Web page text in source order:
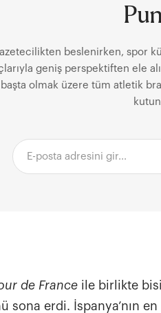
yarışını en iyi nereden
beslenirken, spor
geniş perspektiften ele
olmak üzere tüm atletik
de France ile birlikte
sona erdi. İspanya’nın